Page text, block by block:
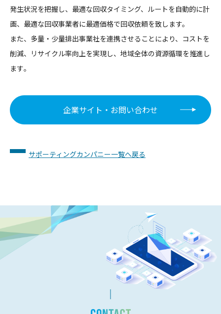
発生状況を把握し、最適な回収タイミング、ルートを自動的に計
画、 最適な回収事業者に最適価格で回収依頼を致します。
また、多量・少量排出事業社を連携させることにより、コストを
削減、リサイクル率向上を実現し、地域全体の資源循環を推進し
ます。
企業サイト・お問い合わせ
サポーティングカンパニー一覧へ戻る